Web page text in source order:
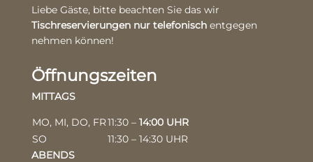
Liebe Gäste, bitte beachten Sie das wir
Tischreservierungen nur telefonischentgegen
nehmen können!
Öffnungszeiten
MITTAGS
MO, MI, DO, FR11:30 – 14:00 UHR
SO
11:30 – 14:30 UHR
ABENDS